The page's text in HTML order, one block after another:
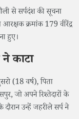
से सर्पदंश की सूचना
क्रमांक 179 वीरेंद्र
हुए।
काटा
(18 वर्ष), पिता
जो अपने रिश्तेदारों के
उन्हें जहरीले सर्प ने